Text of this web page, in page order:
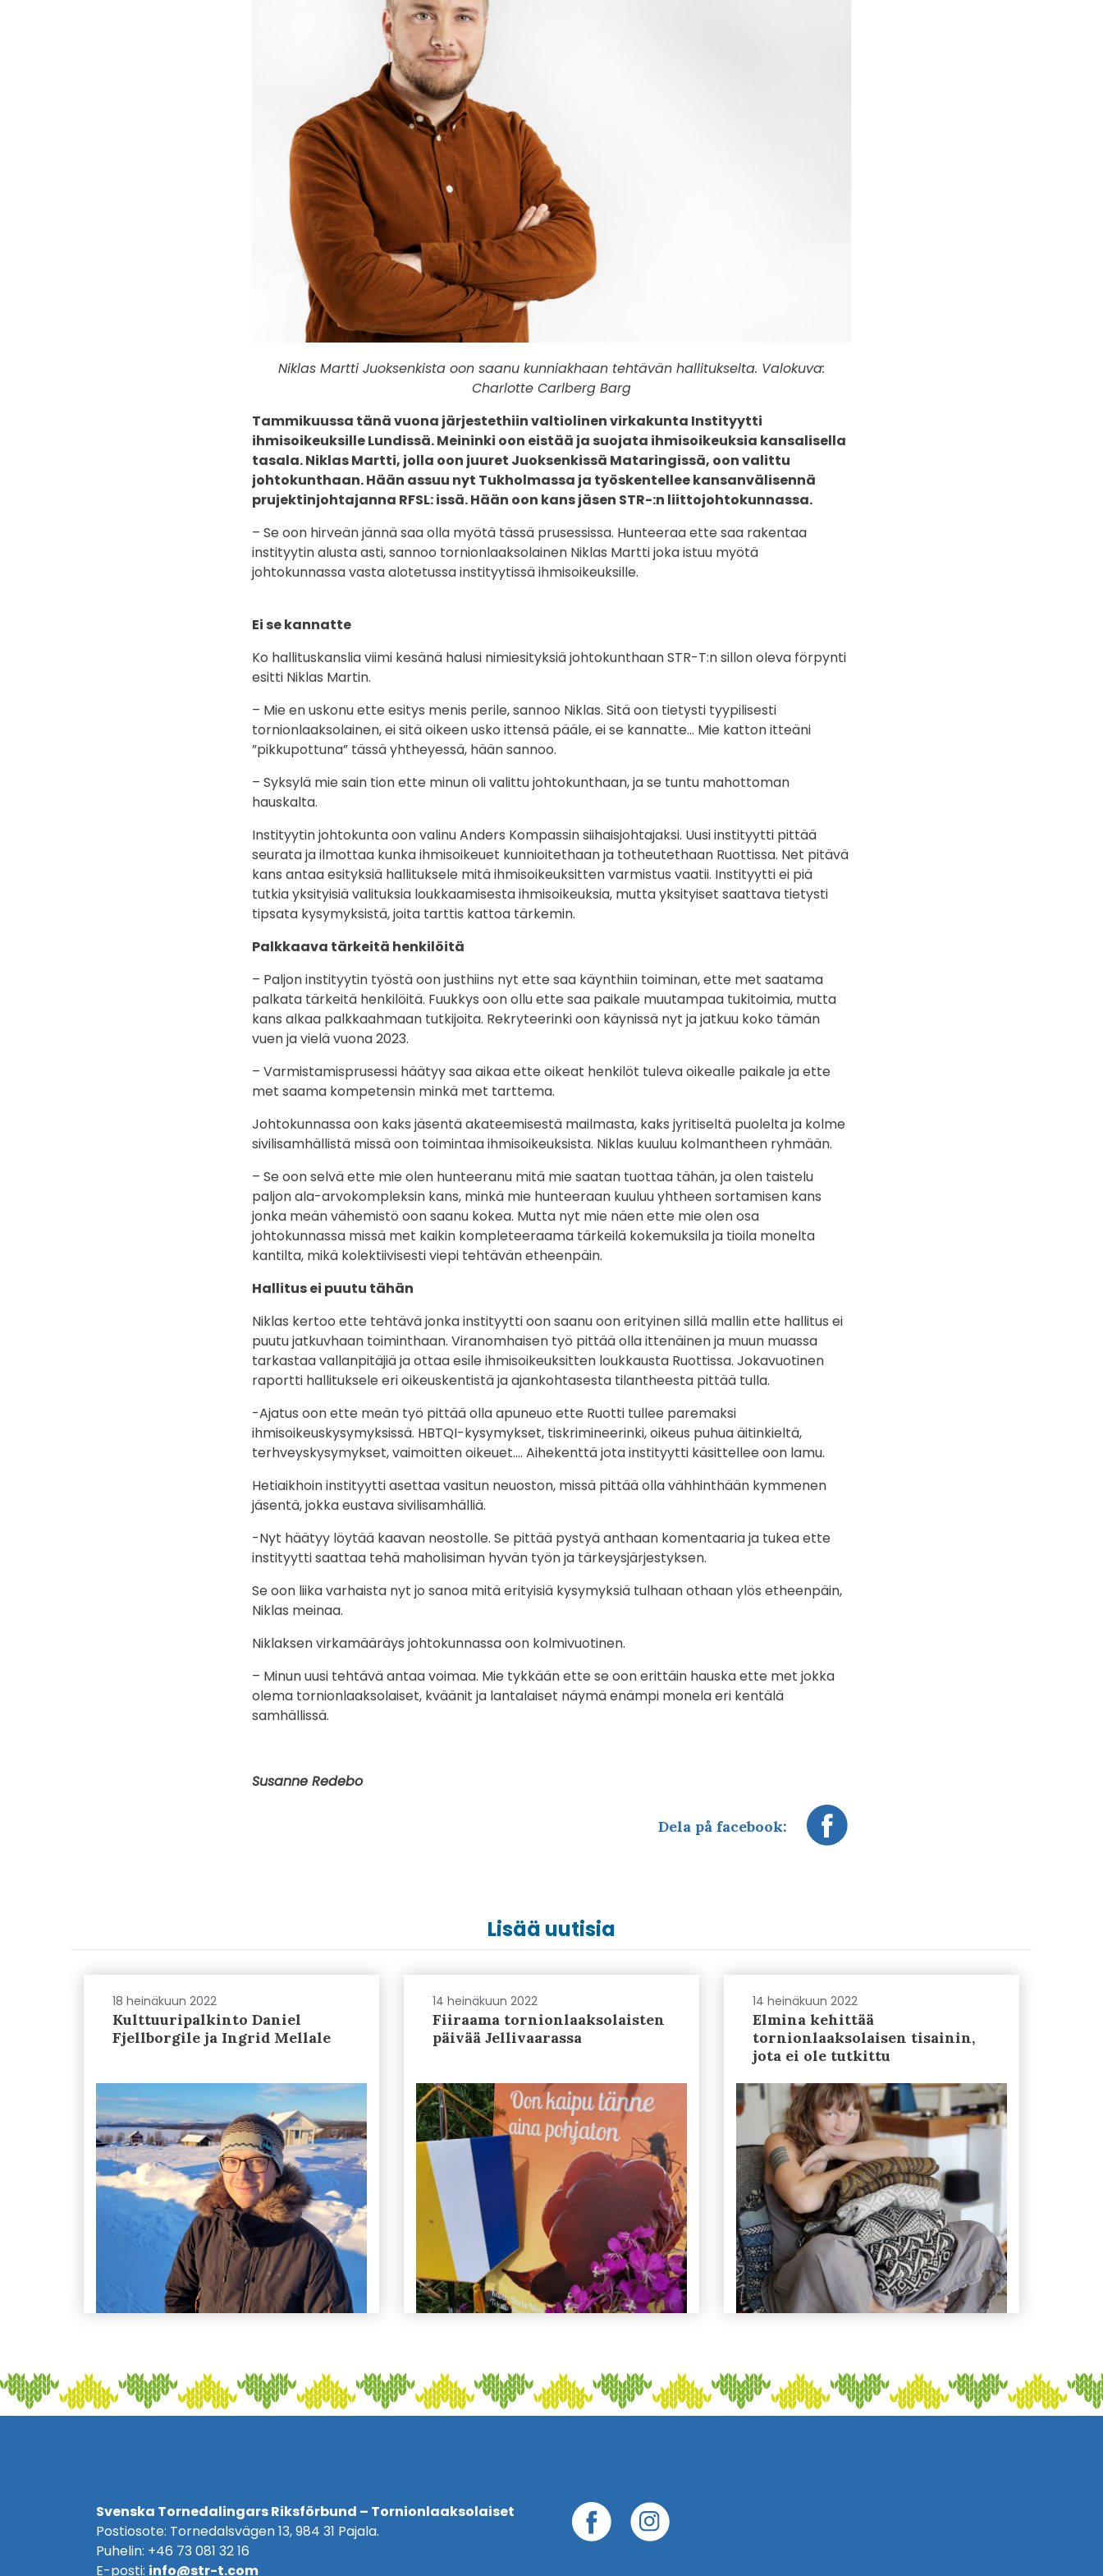
Niklas Martti Juoksenkista oon saanu kunniakhaan tehtävän hallitukselta. Valokuva:
Charlotte Carlberg Barg
Tammikuussa tänä vuona järjestethiin valtiolinen virkakunta Instityytti
ihmisoikeuksille Lundissä. Meininki oon eistää ja suojata ihmisoikeuksia kansalisella
tasala. Niklas Martti, jolla oon juuret Juoksenkissä Mataringissä, oon valittu
johtokunthaan. Hään assuu nyt Tukholmassa ja työskentellee kansanvälisennä
prujektinjohtajanna RFSL: issä. Hään oon kans jäsen STR-:n liittojohtokunnassa.
– Se oon hirveän jännä saa olla myötä tässä prusessissa. Hunteeraa ette saa rakentaa
instityytin alusta asti, sannoo tornionlaaksolainen Niklas Martti joka istuu myötä
johtokunnassa vasta alotetussa instityytissä ihmisoikeuksille.
Ei se kannatte
Ko hallituskanslia viimi kesänä halusi nimiesityksiä johtokunthaan STR-T:n sillon oleva förpynti
esitti Niklas Martin.
– Mie en uskonu ette esitys menis perile, sannoo Niklas. Sitä oon tietysti tyypilisesti
tornionlaaksolainen, ei sitä oikeen usko ittensä pääle, ei se kannatte… Mie katton itteäni
”pikkupottuna” tässä yhtheyessä, hään sannoo.
– Syksylä mie sain tion ette minun oli valittu johtokunthaan, ja se tuntu mahottoman
hauskalta.
Instityytin johtokunta oon valinu Anders Kompassin siihaisjohtajaksi. Uusi instityytti pittää
seurata ja ilmottaa kunka ihmisoikeuet kunnioitethaan ja totheutethaan Ruottissa. Net pitävä
kans antaa esityksiä hallituksele mitä ihmisoikeuksitten varmistus vaatii. Instityytti ei piä
tutkia yksityisiä valituksia loukkaamisesta ihmisoikeuksia, mutta yksityiset saattava tietysti
tipsata kysymyksistä, joita tarttis kattoa tärkemin.
Palkkaava tärkeitä henkilöitä
– Paljon instityytin työstä oon justhiins nyt ette saa käynthiin toiminan, ette met saatama
palkata tärkeitä henkilöitä. Fuukkys oon ollu ette saa paikale muutampaa tukitoimia, mutta
kans alkaa palkkaahmaan tutkijoita. Rekryteerinki oon käynissä nyt ja jatkuu koko tämän
vuen ja vielä vuona 2023.
– Varmistamisprusessi häätyy saa aikaa ette oikeat henkilöt tuleva oikealle paikale ja ette
met saama kompetensin minkä met tarttema.
Johtokunnassa oon kaks jäsentä akateemisestä mailmasta, kaks jyritiseltä puolelta ja kolme
sivilisamhällistä missä oon toimintaa ihmisoikeuksista. Niklas kuuluu kolmantheen ryhmään.
– Se oon selvä ette mie olen hunteeranu mitä mie saatan tuottaa tähän, ja olen taistelu
paljon ala-arvokompleksin kans, minkä mie hunteeraan kuuluu yhtheen sortamisen kans
jonka meän vähemistö oon saanu kokea. Mutta nyt mie näen ette mie olen osa
johtokunnassa missä met kaikin kompleteeraama tärkeilä kokemuksila ja tioila monelta
kantilta, mikä kolektiivisesti viepi tehtävän etheenpäin.
Hallitus ei puutu tähän
Niklas kertoo ette tehtävä jonka instityytti oon saanu oon erityinen sillä mallin ette hallitus ei
puutu jatkuvhaan toiminthaan. Viranomhaisen työ pittää olla ittenäinen ja muun muassa
tarkastaa vallanpitäjiä ja ottaa esile ihmisoikeuksitten loukkausta Ruottissa. Jokavuotinen
raportti hallituksele eri oikeuskentistä ja ajankohtasesta tilantheesta pittää tulla.
-Ajatus oon ette meän työ pittää olla apuneuo ette Ruotti tullee paremaksi
ihmisoikeuskysymyksissä. HBTQI-kysymykset, tiskrimineerinki, oikeus puhua äitinkieltä,
terhveyskysymykset, vaimoitten oikeuet…. Aihekenttä jota instityytti käsittellee oon lamu.
Hetiaikhoin instityytti asettaa vasitun neuoston, missä pittää olla vähhinthään kymmenen
jäsentä, jokka eustava sivilisamhälliä.
-Nyt häätyy löytää kaavan neostolle. Se pittää pystyä anthaan komentaaria ja tukea ette
instityytti saattaa tehä maholisiman hyvän työn ja tärkeysjärjestyksen.
Se oon liika varhaista nyt jo sanoa mitä erityisiä kysymyksiä tulhaan othaan ylös etheenpäin,
Niklas meinaa.
Niklaksen virkamääräys johtokunnassa oon kolmivuotinen.
– Minun uusi tehtävä antaa voimaa. Mie tykkään ette se oon erittäin hauska ette met jokka
olema tornionlaaksolaiset, kväänit ja lantalaiset näymä enämpi monela eri kentälä
samhällissä.
Susanne Redebo
Dela på facebook:
Lisää uutisia
18 heinäkuun 2022
Kulttuuripalkinto Daniel
Fjellborgile ja Ingrid Mellale
14 heinäkuun 2022
Fiiraama tornionlaaksolaisten
päivää Jellivaarassa
14 heinäkuun 2022
Elmina kehittää
tornionlaaksolaisen tisainin,
jota ei ole tutkittu
Svenska Tornedalingars Riksförbund – Tornionlaaksolaiset
Postiosote: Tornedalsvägen 13, 984 31 Pajala.
Puhelin: +46 73 081 32 16
E-posti: info@str-t.com